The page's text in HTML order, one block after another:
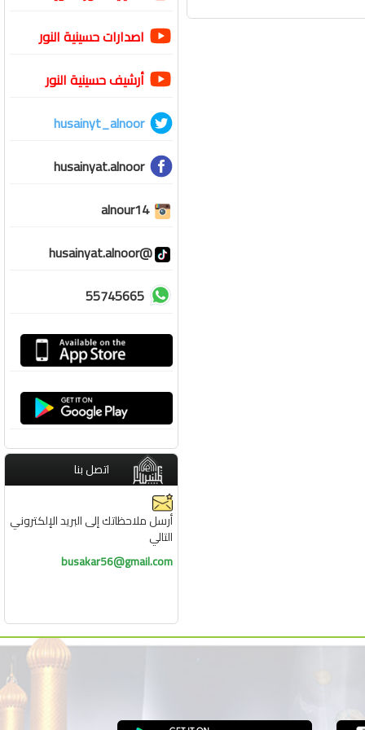
اصدارات حسينية النور
أرشيف حسينية النور
husainyt_alnoor
husainyat.alnoor
alnour14
@husainyat.alnoor
55745665
اتصل بنا
أرسل ملاحظاتك إلى البريد الإلكتروني
التالي
busakar56@gmail.com